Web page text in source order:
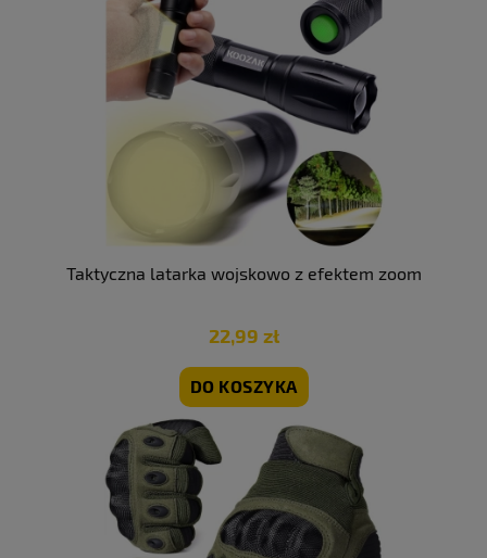
Taktyczna latarka wojskowo z efektem zoom
22,99 zł
DO KOSZYKA